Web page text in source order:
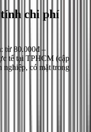
chi phí
từ 80.000đ –
tế tại TPHCM (cập
có mặt trong